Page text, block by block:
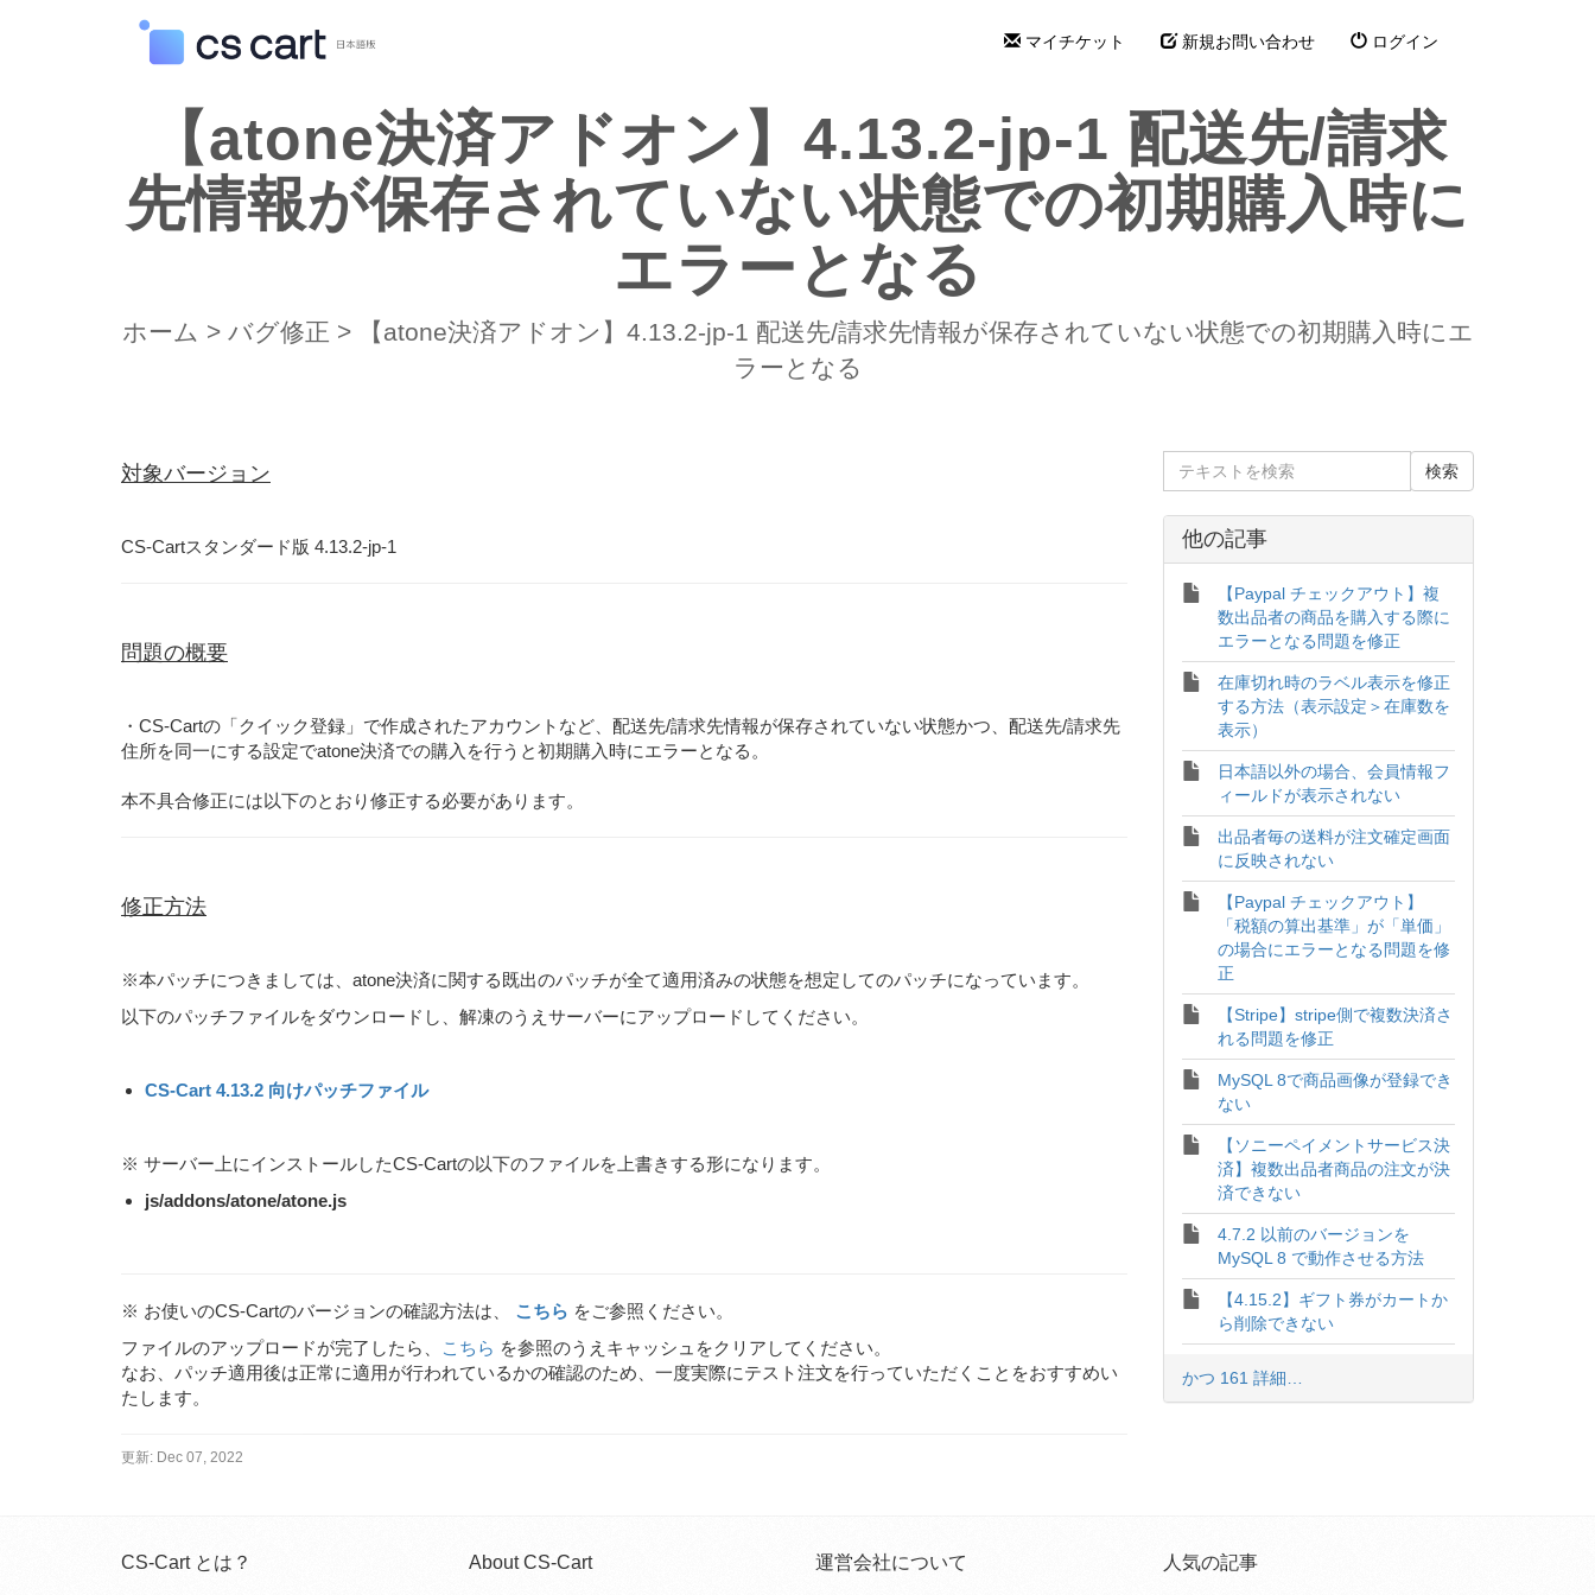
マイチケット 新規お問い合わせ ログイン
【atone決済アドオン】4.13.2-jp-1 配送先/請求
先情報が保存されていない状態での初期購入時に
エラーとなる
ホーム > バグ修正 >
【atone決済アドオン】4.13.2-jp-1 配送先/請求先情報が保存されていない状態での初期購入時にエ
ラーとなる
対象バージョン
CS-Cartスタンダード版 4.13.2-jp-1
問題の概要
・CS-Cartの「クイック登録」で作成されたアカウントなど、配送先/請求先情報が保存されていない状態かつ、配送先/請求先
住所を同一にする設定でatone決済での購入を行うと初期購入時にエラーとなる。
本不具合修正には以下のとおり修正する必要があります。
修正方法
※本パッチにつきましては、atone決済に関する既出のパッチが全て適用済みの状態を想定してのパッチになっています。
以下のパッチファイルをダウンロードし、解凍のうえサーバーにアップロードしてください。
CS-Cart 4.13.2 向けパッチファイル
※ サーバー上にインストールしたCS-Cartの以下のファイルを上書きする形になります。
js/addons/atone/atone.js
※ お使いのCS-Cartのバージョンの確認方法は、 こちら をご参照ください。
ファイルのアップロードが完了したら、
こちら を参照のうえキャッシュをクリアしてください。
なお、パッチ適用後は正常に適用が行われているかの確認のため、一度実際にテスト注文を行っていただくことをおすすめい
たします。
更新: Dec 07, 2022
他の記事
【Paypal チェックアウト】複
数出品者の商品を購入する際に
エラーとなる問題を修正
在庫切れ時のラベル表示を修正
する方法（表示設定＞在庫数を
表示）
日本語以外の場合、会員情報フ
ィールドが表示されない
出品者毎の送料が注文確定画面
に反映されない
【Paypal チェックアウト】
「税額の算出基準」が「単価」
の場合にエラーとなる問題を修
正
【Stripe】stripe側で複数決済さ
れる問題を修正
MySQL 8で商品画像が登録でき
ない
【ソニーペイメントサービス決
済】複数出品者商品の注文が決
済できない
4.7.2 以前のバージョンを
MySQL 8 で動作させる方法
【4.15.2】ギフト券がカートか
ら削除できない
かつ 161 詳細…
CS-Cart とは？ About CS-Cart 運営会社について 人気の記事